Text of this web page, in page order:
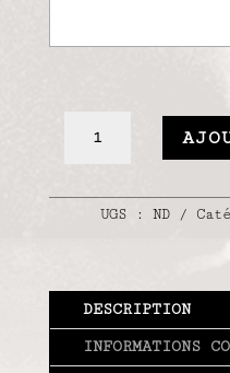
UGS : ND
DESCRIPTION
INFORMATIONS